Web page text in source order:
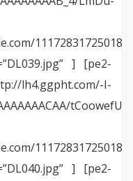
] [pe2-
I-
] [pe2-